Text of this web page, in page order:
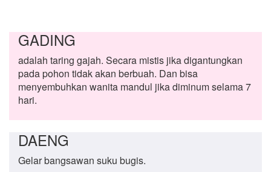
GADING
adalah taring gajah. Secara mistis jika digantungkan
pada pohon tidak akan berbuah. Dan bisa
menyembuhkan wanita mandul jika diminum selama 7
hari.
DAENG
Gelar bangsawan suku bugis.